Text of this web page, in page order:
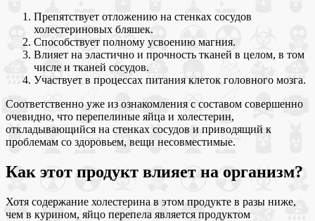
Препятствует отложению на стенках сосудов
холестериновых бляшек.
Способствует полному усвоению магния.
Влияет на эластично и прочность тканей в целом, в том
числе и тканей сосудов.
Участвует в процессах питания клеток головного мозга.
Соответственно уже из ознакомления с составом совершенно
очевидно, что перепелиные яйца и холестерин,
откладывающийся на стенках сосудов и приводящий к
проблемам со здоровьем, вещи несовместимые.
Как этот продукт влияет на организм?
Хотя содержание холестерина в этом продукте в разы ниже,
чем в курином, яйцо перепела является продуктом